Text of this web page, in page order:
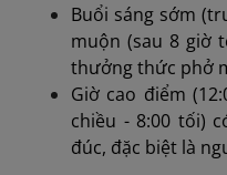
Buổi sáng sớm
muộn (sau 8 giờ
thưởng thức phở
Giờ cao điểm
chiều - 8:00 tối)
đúc, đặc biệt là